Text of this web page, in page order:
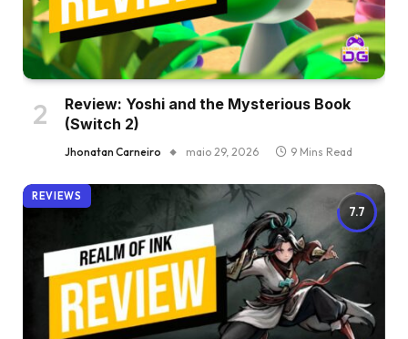
Review: Yoshi and the Mysterious Book
(Switch 2)
Jhonatan Carneiro maio 29, 2026 9 Mins Read
7.7
REVIEWS